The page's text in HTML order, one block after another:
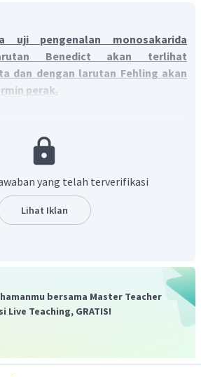
uji pengenalan monosakarida
Benedict akan terlihat
dan dengan larutan Fehling akan
perak.
bertujuan untuk mengetahui apakah
sebagai gula pereduksi atau
mereduksi larutan Fehling
berwarna merah bata
Tollensmembentuk endapan
Fehling dan Tollens.
yang telah terverifikasi
Lihat Iklan
bersama Master Teacher
Live Teaching, GRATIS!